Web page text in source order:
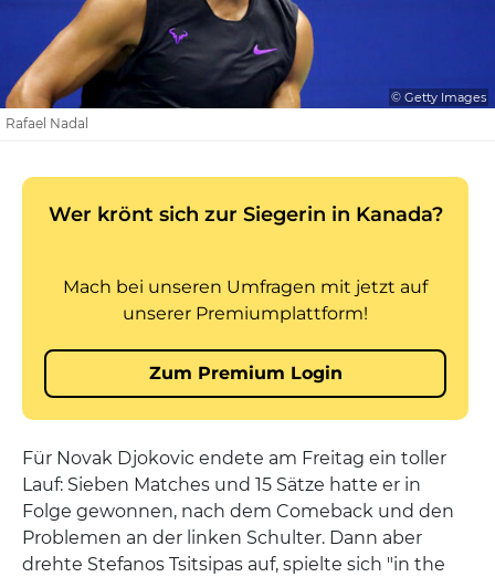
© Getty Images
Rafael Nadal
Für Novak Djokovic endete am Freitag ein toller
Lauf: Sieben Matches und 15 Sätze hatte er in
Folge gewonnen, nach dem Comeback und den
Problemen an der linken Schulter. Dann aber
drehte Stefanos Tsitsipas auf, spielte sich "in the